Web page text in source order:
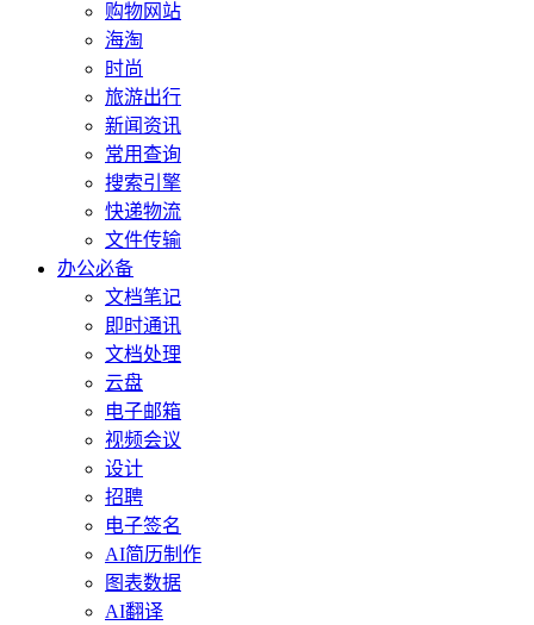
购物网站
海淘
时尚
旅游出行
新闻资讯
常用查询
搜索引擎
快递物流
文件传输
办公必备
文档笔记
即时通讯
文档处理
云盘
电子邮箱
视频会议
设计
招聘
电子签名
AI简历制作
图表数据
AI翻译